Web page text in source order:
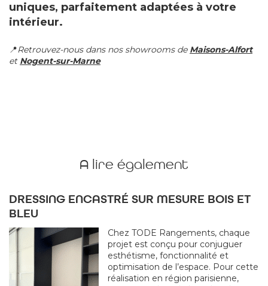
uniques, parfaitement adaptées à votre
intérieur.
📍Retrouvez-nous dans nos showrooms de Maisons-Alfort
et Nogent-sur-Marne
A lire également
DRESSING ENCASTRÉ SUR MESURE BOIS ET
BLEU
Chez TODE Rangements, chaque
projet est conçu pour conjuguer
esthétisme, fonctionnalité et
optimisation de l’espace. Pour cette
réalisation en région parisienne,